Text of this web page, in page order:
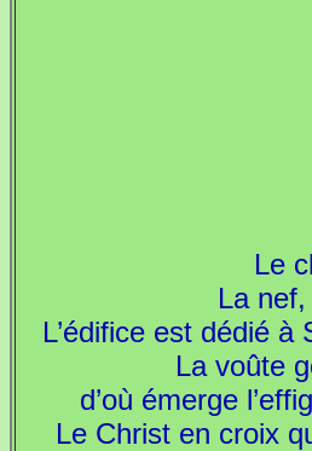
Le
La
L’édifice est dédié
La voûte
d’où émerge
Le Christ en croix